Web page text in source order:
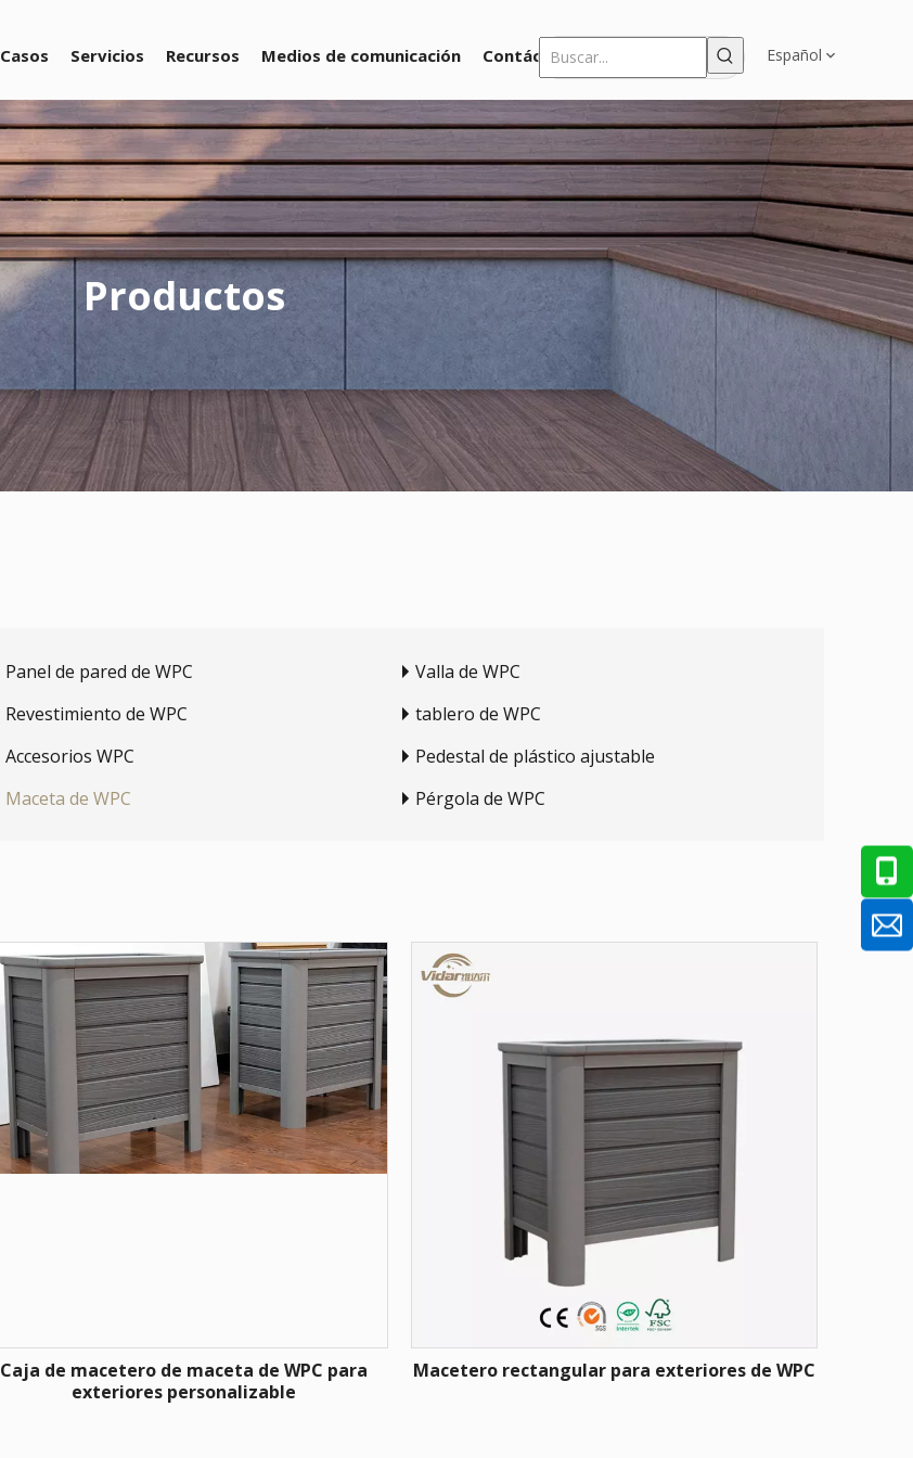
Casos Servicios Recursos Medios de comunicación Contáctenos Español
Productos
Panel de pared de WPC
Valla de WPC
Revestimiento de WPC
tablero de WPC
Accesorios WPC
Pedestal de plástico ajustable
Maceta de WPC Pérgola de WPC
Caja de macetero de maceta de WPC para
exteriores personalizable
Macetero rectangular para exteriores de WPC